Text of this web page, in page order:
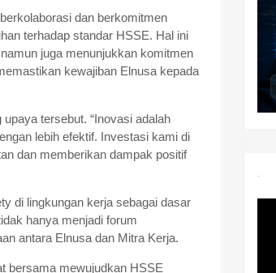
dan berkomitmen
terhadap standar HSSE. Hal ini
juga menunjukkan komitmen
kewajiban Elnusa kepada
tersebut. “Inovasi adalah
lebih efektif. Investasi kami di
dan memberikan dampak positif
di lingkungan kerja sebagai dasar
hanya menjadi forum
antara Elnusa dan Mitra Kerja.
bersama mewujudkan HSSE